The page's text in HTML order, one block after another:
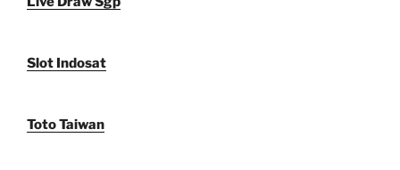
Slot Indosat
Toto Taiwan